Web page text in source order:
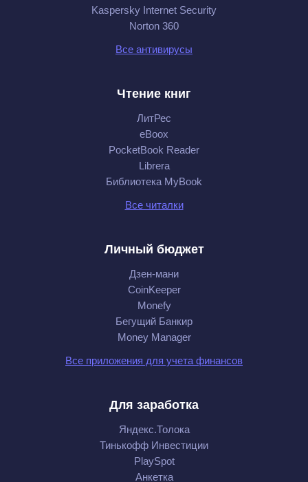
Kaspersky Internet Security
Norton 360
Все антивирусы
Чтение книг
ЛитРес
eBoox
PocketBook Reader
Librera
Библиотека MyBook
Все читалки
Личный бюджет
Дзен-мани
CoinKeeper
Monefy
Бегущий Банкир
Money Manager
Все приложения для учета финансов
Для заработка
Яндекс.Толока
Тинькофф Инвестиции
PlaySpot
Анкетка